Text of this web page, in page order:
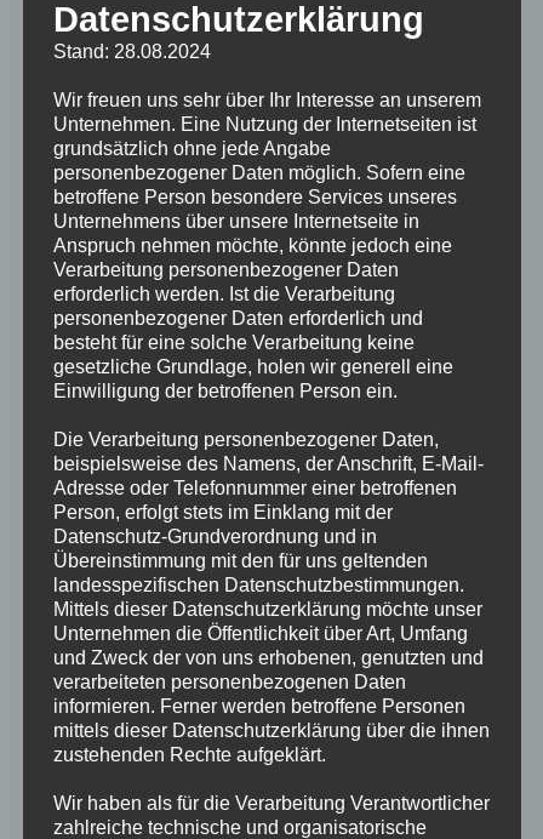
Datenschutzerklärung
Stand: 28.08.2024
Wir freuen uns sehr über Ihr Interesse an unserem
Unternehmen. Eine Nutzung der Internetseiten ist
grundsätzlich ohne jede Angabe
personenbezogener Daten möglich. Sofern eine
betroffene Person besondere Services unseres
Unternehmens über unsere Internetseite in
Anspruch nehmen möchte, könnte jedoch eine
Verarbeitung personenbezogener Daten
erforderlich werden. Ist die Verarbeitung
personenbezogener Daten erforderlich und
besteht für eine solche Verarbeitung keine
gesetzliche Grundlage, holen wir generell eine
Einwilligung der betroffenen Person ein.
Die Verarbeitung personenbezogener Daten,
beispielsweise des Namens, der Anschrift, E-Mail-
Adresse oder Telefonnummer einer betroffenen
Person, erfolgt stets im Einklang mit der
Datenschutz-Grundverordnung und in
Übereinstimmung mit den für uns geltenden
landesspezifischen Datenschutzbestimmungen.
Mittels dieser Datenschutzerklärung möchte unser
Unternehmen die Öffentlichkeit über Art, Umfang
und Zweck der von uns erhobenen, genutzten und
verarbeiteten personenbezogenen Daten
informieren. Ferner werden betroffene Personen
mittels dieser Datenschutzerklärung über die ihnen
zustehenden Rechte aufgeklärt.
Wir haben als für die Verarbeitung Verantwortlicher
zahlreiche technische und organisatorische